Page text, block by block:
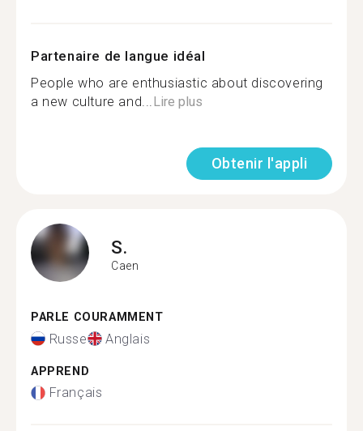
Partenaire de langue idéal
People who are enthusiastic about discovering
a new culture and...Lire plus
Obtenir l'appli
S.
Caen
PARLE COURAMMENT
Russe Anglais
APPREND
Français